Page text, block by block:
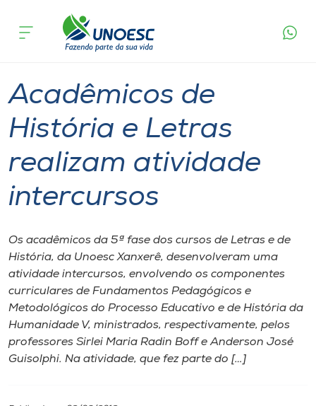
Cursos
Pesquisa
Atendimento ao Estudante
Portal de Ensino
A
Unoesc
Internacionalização
I.nova
acontece
Acadêmicos de
História e Letras
realizam atividade
intercursos
Os acadêmicos da 5ª fase dos cursos de Letras e de
História, da Unoesc Xanxerê, desenvolveram uma
atividade intercursos, envolvendo os componentes
curriculares de Fundamentos Pedagógicos e
Metodológicos do Processo Educativo e de História da
Humanidade V, ministrados, respectivamente, pelos
professores Sirlei Maria Radin Boff e Anderson José
Guisolphi. Na atividade, que fez parte do […]